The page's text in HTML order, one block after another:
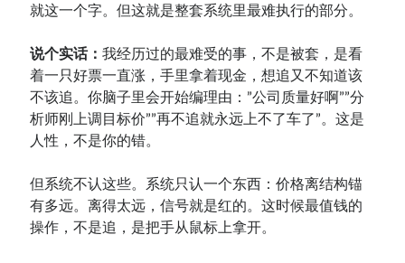
就这一个字。但这就是整套系统里最难执行的部分。
说个实话：我经历过的最难受的事，不是被套，是看
着一只好票一直涨，手里拿着现金，想追又不知道该
不该追。你脑子里会开始编理由：”公司质量好啊””分
析师刚上调目标价””再不追就永远上不了车了”。这是
人性，不是你的错。
但系统不认这些。系统只认一个东西：价格离结构锚
有多远。离得太远，信号就是红的。这时候最值钱的
操作，不是追，是把手从鼠标上拿开。